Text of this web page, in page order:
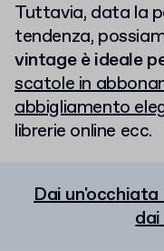
Tuttavia, data la
tendenza,
vintage è ideale
scatole in
abbigliamento
librerie online ecc.
Dai